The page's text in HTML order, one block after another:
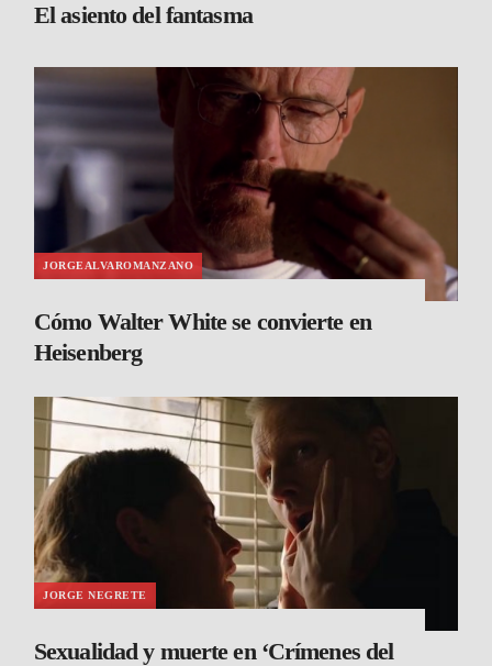
El asiento del fantasma
JORGEALVAROMANZANO
Cómo Walter White se convierte en
Heisenberg
JORGE NEGRETE
Sexualidad y muerte en ‘Crímenes del